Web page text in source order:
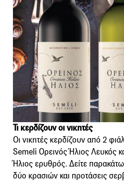
Τι κερδίζουν οι νικητές
Οι νικητές κερδίζουν από 2
Semeli Ορεινός Ήλιος Λευκός
Ήλιος ερυθρός. Δείτε
δύο κρασιών και προτάσεις